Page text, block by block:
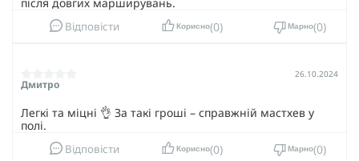
Відповісти Корисно 0 Марно 0
Дмитро
26.10.2024
Легкі та міцні 👌 За такі гроші – справжній мастхев у
полі.
Відповісти Корисно 0 Марно 0